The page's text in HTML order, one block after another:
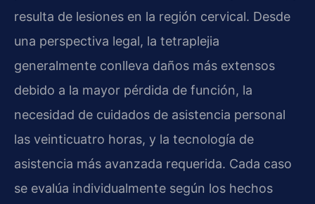
resulta de lesiones en la región cervical. Desde
una perspectiva legal, la tetraplejia
generalmente conlleva daños más extensos
debido a la mayor pérdida de función, la
necesidad de cuidados de asistencia personal
las veinticuatro horas, y la tecnología de
asistencia más avanzada requerida. Cada caso
se evalúa individualmente según los hechos